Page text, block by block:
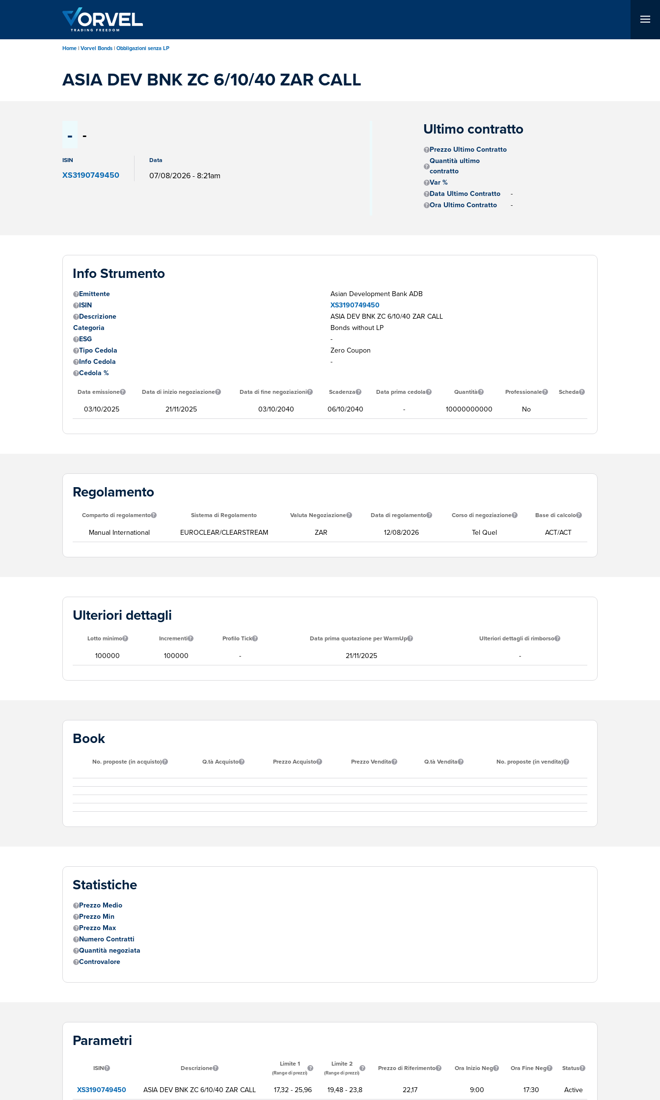
principale
Home Vorvel Bonds Obbligazioni senza LP
ASIA DEV BNK ZC 6/10/40 ZAR CALL
- -
ISIN
XS3190749450
Data
07/08/2026 - 8:21am
Ultimo contratto
Prezzo Ultimo Contratto
Quantità ultimo
contratto
Var %
Data Ultimo Contratto
-
Ora Ultimo Contratto
-
Info Strumento
Emittente
Asian Development Bank ADB
ISIN
XS3190749450
Descrizione
ASIA DEV BNK ZC 6/10/40 ZAR CALL
Categoria
Bonds without LP
ESG
-
Tipo Cedola
Zero Coupon
Info Cedola
-
Cedola %
Data emissione Data di inizio negoziazione Data di fine negoziazioni Scadenza Data prima cedola Quantità Professionale Scheda
03/10/2025 21/11/2025 03/10/2040 06/10/2040 - 10000000000 No
Regolamento
Comparto di regolamento Sistema di Regolamento Valuta Negoziazione Data di regolamento Corso di negoziazione Base di calcolo
Manual International EUROCLEAR/CLEARSTREAM ZAR 12/08/2026 Tel Quel ACT/ACT
Ulteriori dettagli
Lotto minimo Incrementi Profilo Tick Data prima quotazione per WarmUp Ulteriori dettagli di rimborso
100000 100000 - 21/11/2025 -
Book
No. proposte (in acquisto) Q.tà Acquisto Prezzo Acquisto Prezzo Vendita Q.tà Vendita No. proposte (in vendita)
Statistiche
Prezzo Medio
Prezzo Min
Prezzo Max
Numero Contratti
Quantità negoziata
Controvalore
Parametri
ISIN Descrizione
Limite 1
(Range di prezzi)
Limite 2
(Range di prezzi)
Prezzo di Riferimento Ora Inizio Neg Ora Fine Neg Status
XS3190749450 ASIA DEV BNK ZC 6/10/40 ZAR CALL 17,32 - 25,96 19,48 - 23,8 22,17 9:00 17:30 Active